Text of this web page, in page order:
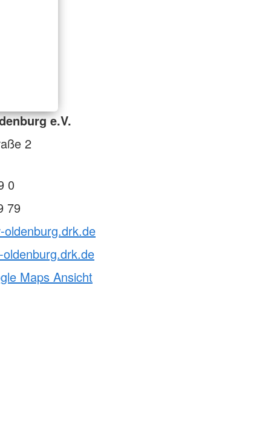
e.V.
2
0
79
oldenburg.drk.de
Maps Ansicht